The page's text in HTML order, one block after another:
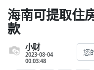
海南可提取住
款
小财
2023-08-04
00:03:48